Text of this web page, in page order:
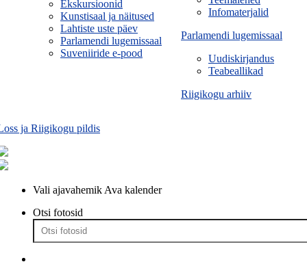
Infomaterjalid
Parlamendi lugemissaal
Uudiskirjandus
Teabeallikad
Riigikogu arhiiv
Ekskursioonid
Kunstisaal ja näitused
Lahtiste uste päev
Parlamendi lugemissaal
Suveniiride e-pood
ja Riigikogu pildis
Vali ajavahemik Ava kalender
Otsi fotosid